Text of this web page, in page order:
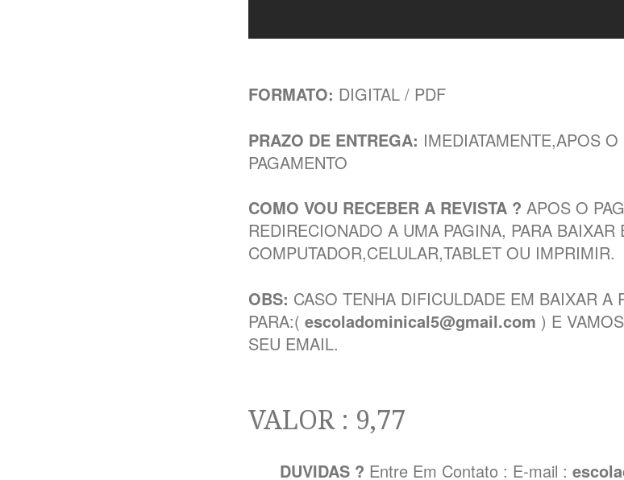
FORMATO: DIGITAL / PDF
PRAZO DE ENTREGA: IMEDIATAMENTE,APOS
PAGAMENTO
COMO VOU RECEBER A REVISTA ?APOS O
REDIRECIONADO A UMA PAGINA, PARA BAIXAR
COMPUTADOR,CELULAR,TABLET OU IMPRIMIR.
OBS: CASO TENHA DIFICULDADE EM BAIXAR A
PARA:(escoladominical5@gmail.com ) E
SEU EMAIL.
VALOR : 9,77
DUVIDAS ? Entre Em Contato : E-mail :